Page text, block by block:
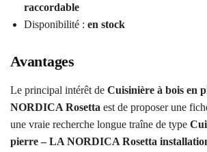
raccordable
Disponibilité : en stock
Avantages
Le principal intérêt de Cuisinière à bois en
NORDICA Rosetta est de proposer une
une vraie recherche longue traîne de type
pierre – LA NORDICA Rosetta